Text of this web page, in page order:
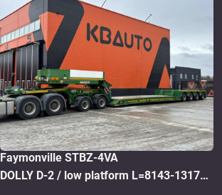
Faymonville STBZ-4VA
DOLLY D-2 / low platform L=8143-13173 mm / W=2750 mm / H=510 mm